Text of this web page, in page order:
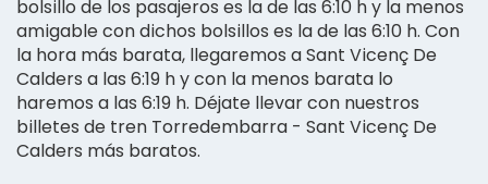
bolsillo de los pasajeros es la de las 6:10 h y la menos
amigable con dichos bolsillos es la de las 6:10 h. Con
la hora más barata, llegaremos a Sant Vicenç De
Calders a las 6:19 h y con la menos barata lo
haremos a las 6:19 h. Déjate llevar con nuestros
billetes de tren Torredembarra - Sant Vicenç De
Calders más baratos.